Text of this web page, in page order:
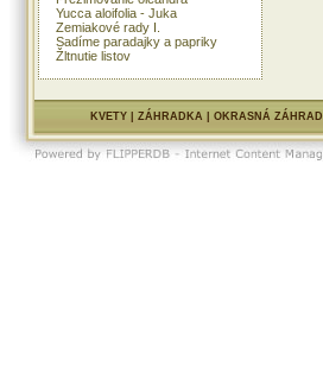
Yucca aloifolia - Juka
Zemiakové rady I.
Sadíme paradajky a papriky
Žltnutie listov
KVETY| ZÁHRADKA| OKRASNÁ